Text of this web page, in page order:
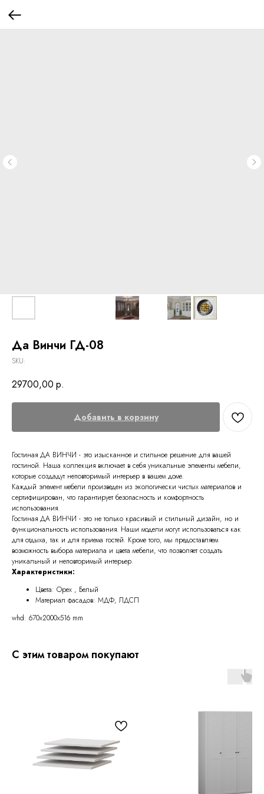
Да Винчи ГД-08
SKU:
29700,00 р.
Добавить в корзину
Гостиная ДА ВИНЧИ - это изысканное и стильное решение для вашей
гостиной. Наша коллекция включает в себя уникальные элементы мебели,
которые создадут неповторимый интерьер в вашем доме.
Каждый элемент мебели произведен из экологически чистых материалов и
сертифицирован, что гарантирует безопасность и комфортность
использования.
Гостиная ДА ВИНЧИ - это не только красивый и стильный дизайн, но и
функциональность использования. Наши модели могут использоваться как
для отдыха, так и для приема гостей. Кроме того, мы предоставляем
возможность выбора материала и цвета мебели, что позволяет создать
уникальный и неповторимый интерьер.
Характеристики:
Цвета: Орех , Белый
Материал фасадов: МДФ, ЛДСП
whd: 670x2000x516 mm
С этим товаром покупают